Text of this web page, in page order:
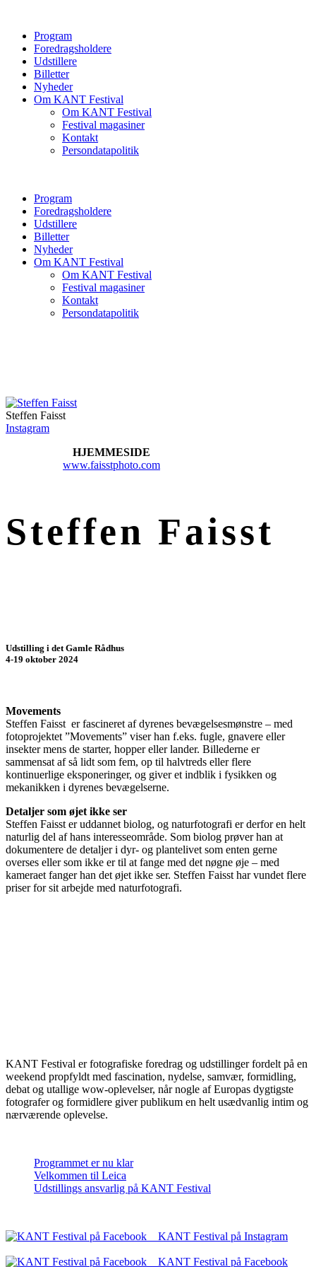
Program
Foredragsholdere
Udstillere
Billetter
Nyheder
Om KANT Festival
Om KANT Festival
Festival magasiner
Kontakt
Persondatapolitik
Program
Foredragsholdere
Udstillere
Billetter
Nyheder
Om KANT Festival
Om KANT Festival
Festival magasiner
Kontakt
Persondatapolitik
Steffen Faisst
Instagram
HJEMMESIDE
www.faisstphoto.com
Steffen Faisst
Udstilling i det Gamle Rådhus
4-19 oktober 2024
Movements
Steffen Faisst er fascineret af dyrenes bevægelsesmønstre – med
fotoprojektet ”Movements” viser han f.eks. fugle, gnavere eller
insekter mens de starter, hopper eller lander. Billederne er
sammensat af så lidt som fem, op til halvtreds eller flere
kontinuerlige eksponeringer, og giver et indblik i fysikken og
mekanikken i dyrenes bevægelserne.
Detaljer som øjet ikke ser
Steffen Faisst er uddannet biolog, og naturfotografi er derfor en helt
naturlig del af hans interesseområde. Som biolog prøver han at
dokumentere de detaljer i dyr- og plantelivet som enten gerne
overses eller som ikke er til at fange med det nøgne øje – med
kameraet fanger han det øjet ikke ser. Steffen Faisst har vundet flere
priser for sit arbejde med naturfotografi.
KANT Festival er fotografiske foredrag og udstillinger fordelt på en
weekend propfyldt med fascination, nydelse, samvær, formidling,
debat og utallige wow-oplevelser, når nogle af Europas dygtigste
fotografer og formidlere giver publikum en helt usædvanlig intim og
nærværende oplevelse.
Programmet er nu klar
Velkommen til Leica
Udstillings ansvarlig på KANT Festival
KANT Festival på Instagram
KANT Festival på Facebook